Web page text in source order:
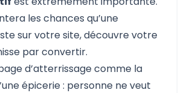
les chances qu’une
sur votre site, découvre votre
par convertir.
d’atterrissage comme la
épicerie : personne ne veut